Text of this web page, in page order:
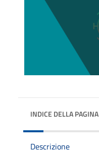
INDICE DELLA PAGINA
Descrizione